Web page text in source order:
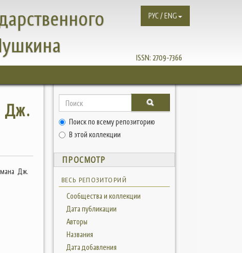
ISSN: 2709-7366
РУС / ENG
Дж.
Дж.
Поиск по всему репозиторию
В этой коллекции
ПРОСМОТР
ВЕСЬ РЕПОЗИТОРИЙ
Сообщества и коллекции
Дата публикации
Авторы
Названия
Дата добавления